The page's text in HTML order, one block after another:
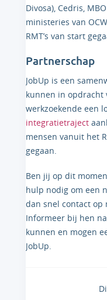
Divosa), Cedris,
ministeries van
RMT’s van start
Partnerschap
JobUp is een
kunnen in opdracht
werkzoekende een
integratietraject
mensen vanuit het
gegaan.
Ben jij op dit
hulp nodig om een
dan snel contact op
Informeer bij hen
kunnen en mogen
JobUp.